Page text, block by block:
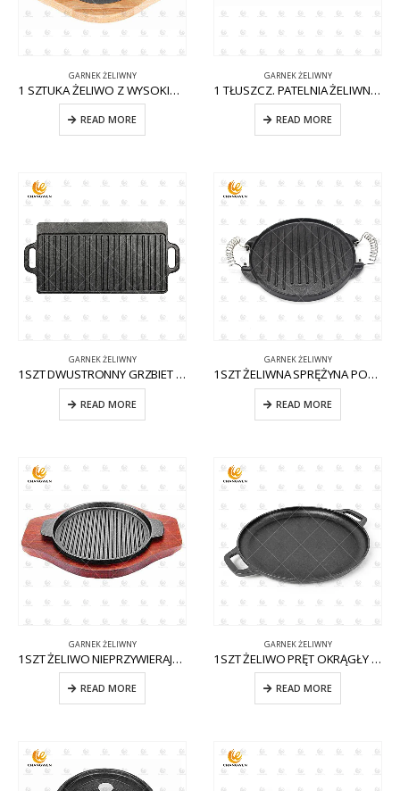
GARNEK ŻELIWNY
1 SZTUKA ŻELIWO Z WYSOKIMI UCHWYTAMI CW-CI007
READ MORE
GARNEK ŻELIWNY
1 TŁUSZCZ. PATELNIA ŻELIWNA W KSZTAŁCIE JAJKA Z WYJMOWANĄ RĄCZKĄ CW-CI011
READ MORE
GARNEK ŻELIWNY
1SZT DWUSTRONNY GRZBIET ŻELIWNY CW-CI002
READ MORE
GARNEK ŻELIWNY
1SZT ŻELIWNA SPRĘŻYNA PODWÓJNA CW-CI001
READ MORE
GARNEK ŻELIWNY
1SZT ŻELIWO NIEPRZYWIERAJĄCE CW-CI009 KOCIOŁ
READ MORE
GARNEK ŻELIWNY
1SZT ŻELIWO PRĘT OKRĄGŁY CW-CI003
READ MORE